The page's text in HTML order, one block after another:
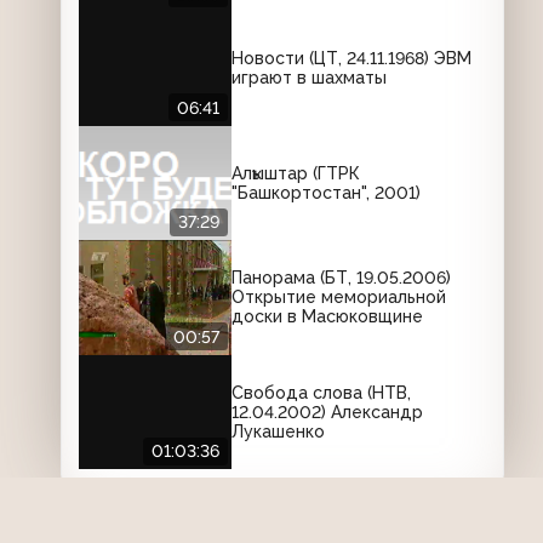
06:41
Новости (ЦТ, 24.11.1968) ЭВМ
играют в шахматы
37:29
Алҡыштар (ГТРК
"Башкортостан", 2001)
00:57
Панорама (БТ, 19.05.2006)
Открытие мемориальной
доски в Масюковщине
01:03:36
Свобода слова (НТВ,
12.04.2002) Александр
Лукашенко